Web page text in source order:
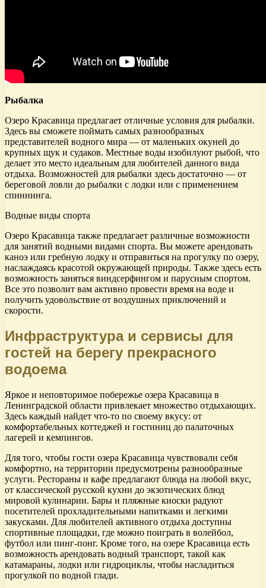
Рыбалка
Озеро Красавица предлагает отличные условия для рыбалки.
Здесь вы сможете поймать самых разнообразных
представителей водного мира — от маленьких окуней до
крупных щук и судаков. Местные воды изобилуют рыбой, что
делает это место идеальным для любителей данного вида
отдыха. Возможностей для рыбалки здесь достаточно — от
береговой ловли до рыбалки с лодки или с применением
спиннинга.
Водные виды спорта
Озеро Красавица также предлагает различные возможности
для занятий водными видами спорта. Вы можете арендовать
каноэ или гребную лодку и отправиться на прогулку по озеру,
наслаждаясь красотой окружающей природы. Также здесь есть
возможность заняться виндсерфингом и парусным спортом.
Все это позволит вам активно провести время на воде и
получить удовольствие от воздушных приключений и
скорости.
Инфраструктура и сервисы для
гостей на берегу прекрасного
водоема
Яркое и неповторимое побережье озера Красавица в
Ленинградской области привлекает множество отдыхающих.
Здесь каждый найдет что-то по своему вкусу: от
комфортабельных коттеджей и гостиниц до палаточных
лагерей и кемпингов.
Для того, чтобы гости озера Красавица чувствовали себя
комфортно, на территории предусмотрены разнообразные
услуги. Рестораны и кафе предлагают блюда на любой вкус,
от классической русской кухни до экзотических блюд
мировой кулинарии. Бары и пляжные киоски радуют
посетителей прохладительными напитками и легкими
закусками. Для любителей активного отдыха доступны
спортивные площадки, где можно поиграть в волейбол,
футбол или пинг-понг. Кроме того, на озере Красавица есть
возможность арендовать водный транспорт, такой как
катамараны, лодки или гидроциклы, чтобы насладиться
прогулкой по водной глади.